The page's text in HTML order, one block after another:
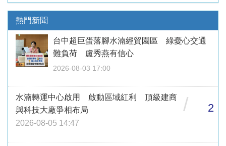
熱門新聞
台中超巨蛋落腳水湳經貿園區 綠憂心交通
難負荷 盧秀燕有信心
2026-08-03 17:00
水湳轉運中心啟用 啟動區域紅利 頂級建商
與科技大廠爭相布局
2026-08-05 14:47
/ 2